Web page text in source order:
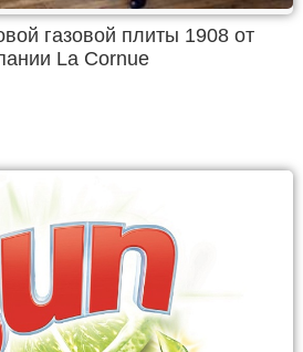
газовой плиты 1908 от
La Cornue